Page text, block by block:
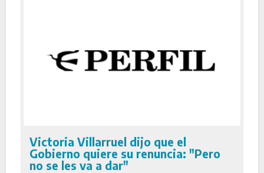
Victoria Villarruel dijo que el
Gobierno quiere su renuncia: "Pero
no se les va a dar"